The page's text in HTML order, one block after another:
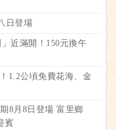
日登場
近滿開！150元換午
1.2公頃免費花海、金
8月8日登場 富里鄉
賓